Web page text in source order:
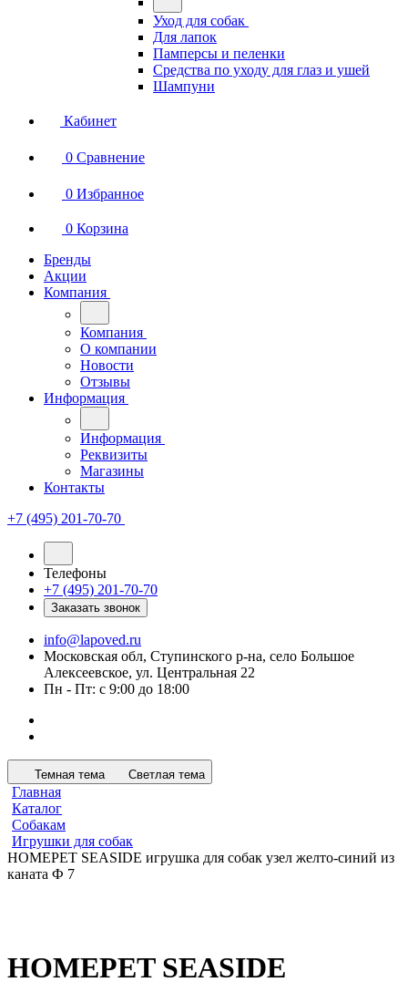
Уход для собак
Для лапок
Памперсы и пеленки
Средства по уходу для глаз и ушей
Шампуни
Кабинет
0 Сравнение
0 Избранное
0 Корзина
Бренды
Акции
Компания
Компания
О компании
Новости
Отзывы
Информация
Информация
Реквизиты
Магазины
Контакты
+7 (495) 201-70-70
Телефоны
+7 (495) 201-70-70
Заказать звонок
info@lapoved.ru
Московская обл, Ступинского р-на, село Большое
Алексеевское, ул. Центральная 22
Пн - Пт: с 9:00 до 18:00
Темная тема Светлая тема
Главная
Каталог
Собакам
Игрушки для собак
HOMEPET SEASIDE игрушка для собак узел желто-синий из
каната Ф 7
HOMEPET SEASIDE